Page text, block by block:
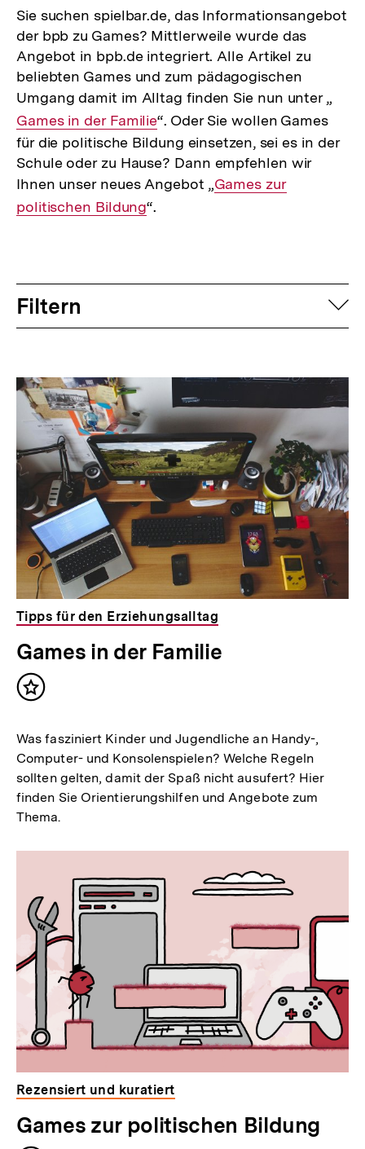
Sie suchen spielbar.de, das Informationsangebot
der bpb zu Games? Mittlerweile wurde das
Angebot in bpb.de integriert. Alle Artikel zu
beliebten Games und zum pädagogischen
Umgang damit im Alltag finden Sie nun unter „
Games in der Familie“. Oder Sie wollen Games
für die politische Bildung einsetzen, sei es in der
Schule oder zu Hause? Dann empfehlen wir
Ihnen unser neues Angebot „Interner
Games zur
politischen Bildung“.
Filtern
Tipps für den Erziehungsalltag
Games in der Familie
Inhalt
Was fasziniert Kinder und Jugendliche an Handy-,
Computer- und Konsolenspielen? Welche Regeln
sollten gelten, damit der Spaß nicht ausufert? Hier
finden Sie Orientierungshilfen und Angebote zum
Thema.
Rezensiert und kuratiert
Games zur politischen Bildung